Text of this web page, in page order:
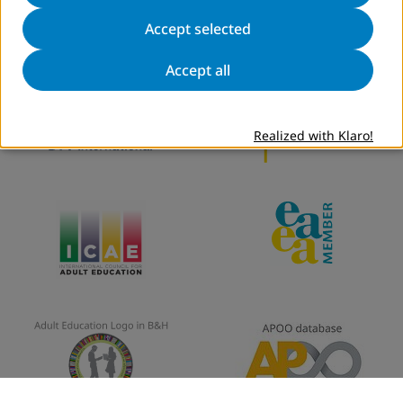
Postavke kolačića
Accept selected
Accept all
Realized with Klaro!